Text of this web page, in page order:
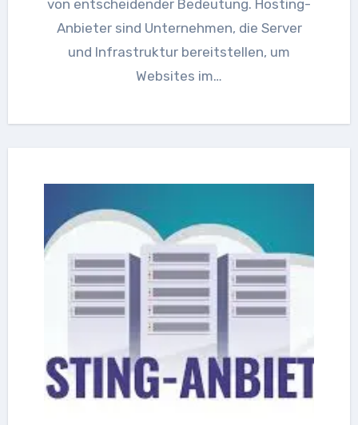
von entscheidender Bedeutung. Hosting-
Anbieter sind Unternehmen, die Server
und Infrastruktur bereitstellen, um
Websites im…